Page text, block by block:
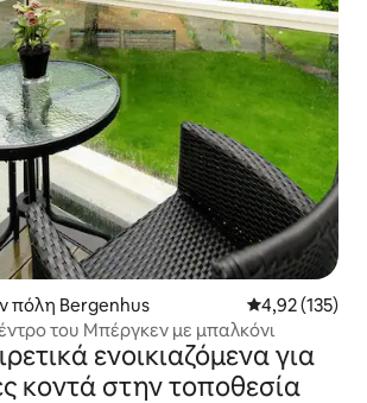
πόλη Bergenhus Μέση
4,92 (135)
του Μπέργκεν με μπαλκόνι
ενοικιαζόμενα για
κοντά στην τοποθεσία